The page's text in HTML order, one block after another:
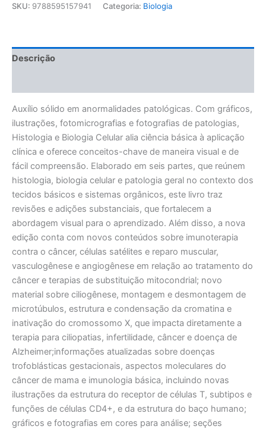
SKU: 9788595157941 Categoria: Biologia
Descrição
Auxílio sólido em anormalidades patológicas. Com grá­ficos,
ilustrações, fotomicrogra­fias e fotografias de patologias,
Histologia e Biologia Celular alia ciência básica à aplicação
clínica e oferece conceitos-chave de maneira visual e de
fácil compreensão. Elaborado em seis partes, que reúnem
histologia, biologia celular e patologia geral no contexto dos
tecidos básicos e sistemas orgânicos, este livro traz
revisões e adições substanciais, que fortalecem a
abordagem visual para o aprendizado. Além disso, a nova
edição conta com novos conteúdos sobre imunoterapia
contra o câncer, células satélites e reparo muscular,
vasculogênese e angiogênese em relação ao tratamento do
câncer e terapias de substituição mitocondrial; novo
material sobre ciliogênese, montagem e desmontagem de
microtúbulos, estrutura e condensação da cromatina e
inativação do cromossomo X, que impacta diretamente a
terapia para ciliopatias, infertilidade, câncer e doença de
Alzheimer;informações atualizadas sobre doenças
trofoblásticas gestacionais, aspectos moleculares do
câncer de mama e imunologia básica, incluindo novas
ilustrações da estrutura do receptor de células T, subtipos e
funções de células CD4+, e da estrutura do baço humano;
grá­ficos e fotogra­fias em cores para análise; seções